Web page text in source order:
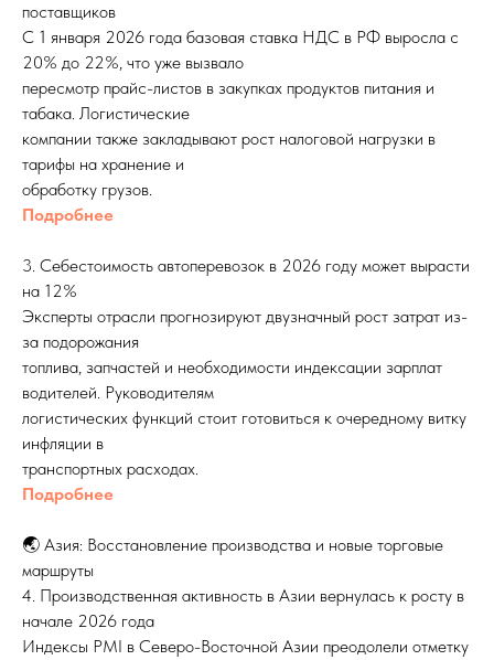
поставщиков
С 1 января 2026 года базовая ставка НДС в РФ выросла с
20% до 22%, что уже вызвало
пересмотр прайс-листов в закупках продуктов питания и
табака. Логистические
компании также закладывают рост налоговой нагрузки в
тарифы на хранение и
обработку грузов.
Подробнее
3. Себестоимость автоперевозок в 2026 году может вырасти
на 12%
Эксперты отрасли прогнозируют двузначный рост затрат из-
за подорожания
топлива, запчастей и необходимости индексации зарплат
водителей. Руководителям
логистических функций стоит готовиться к очередному витку
инфляции в
транспортных расходах.
Подробнее
🌏 Азия: Восстановление производства и новые торговые
маршруты
4. Производственная активность в Азии вернулась к росту в
начале 2026 года
Индексы PMI в Северо-Восточной Азии преодолели отметку